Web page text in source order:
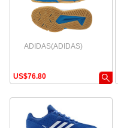
ADIDAS(ADIDAS)
US$76.80